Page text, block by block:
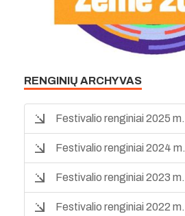
RENGINIŲ ARCHYVAS
Festivalio renginiai 2025 m.
Festivalio renginiai 2024 m.
Festivalio renginiai 2023 m.
Festivalio renginiai 2022 m.